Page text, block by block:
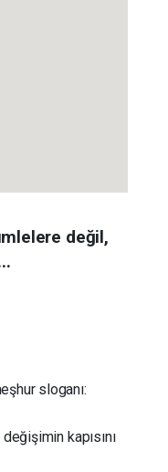
değil,
sloganı:
kapısını